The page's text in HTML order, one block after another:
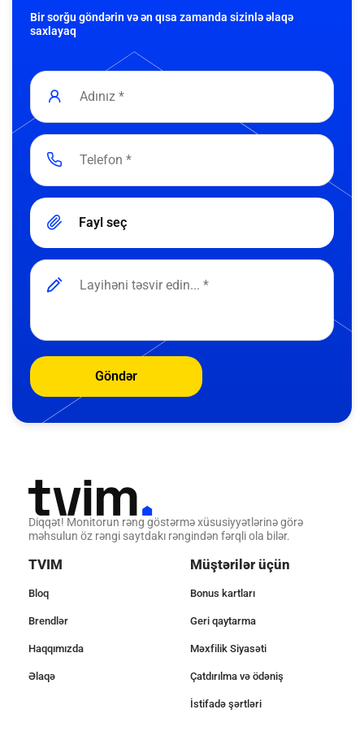
Bir sorğu göndərin və ən qısa zamanda sizinlə əlaqə
saxlayaq
Fayl seç
Göndər
Diqqət! Monitorun rəng göstərmə xüsusiyyətlərinə görə
məhsulun öz rəngi saytdakı rəngindən fərqli ola bilər.
TVIM
Bloq
Brendlər
Haqqımızda
Əlaqə
Müştərilər üçün
Bonus kartları
Geri qaytarma
Məxfilik Siyasəti
Çatdırılma və ödəniş
İstifadə şərtləri